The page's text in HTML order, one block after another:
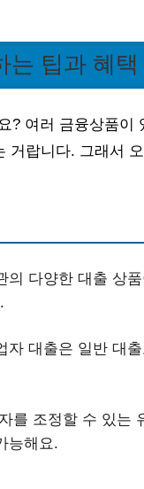
는 팁과 혜택
? 여러 금융상품이
거랍니다. 그래서
다양한 대출 상
대출은 일반 대
를 조정할 수 있는
능해요.